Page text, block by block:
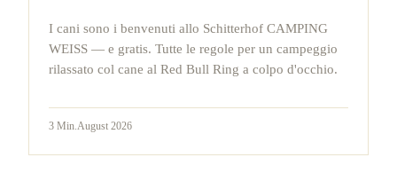
I cani sono i benvenuti allo Schitterhof CAMPING
WEISS — e gratis. Tutte le regole per un campeggio
rilassato col cane al Red Bull Ring a colpo d'occhio.
3 Min. August 2026